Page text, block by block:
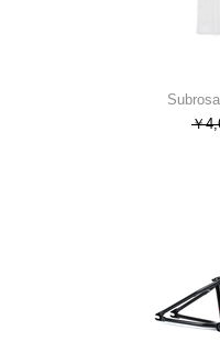
￥